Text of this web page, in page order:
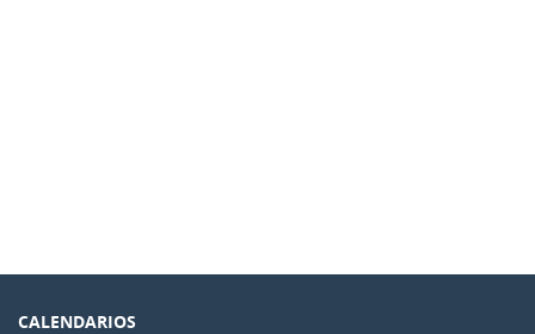
CALENDARIOS